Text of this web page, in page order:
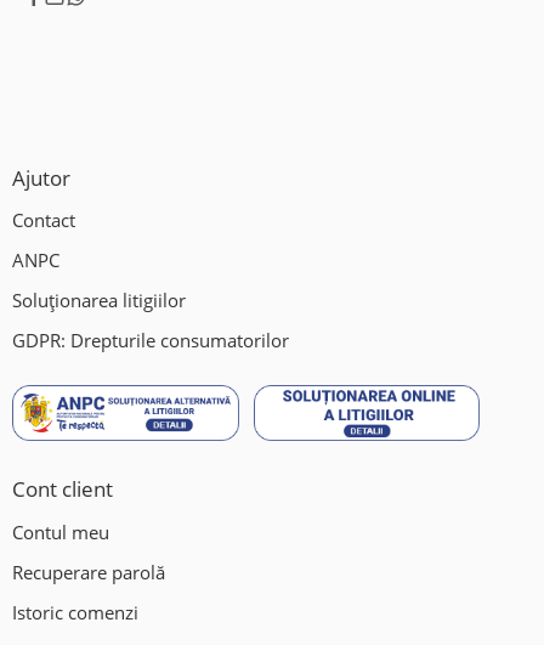
Ajutor
Contact
ANPC
Soluționarea litigiilor
GDPR: Drepturile consumatorilor
Cont client
Contul meu
Recuperare parolă
Istoric comenzi